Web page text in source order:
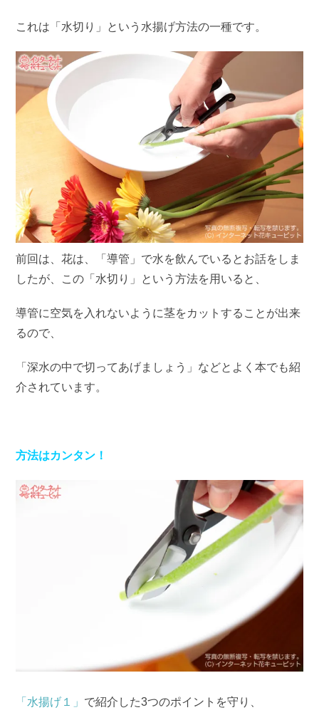
これは「水切り」という水揚げ方法の一種です。
前回は、花は、「導管」で水を飲んでいるとお話をしま
したが、この「水切り」という方法を用いると、
導管に空気を入れないように茎をカットすることが出来
るので、
「深水の中で切ってあげましょう」などとよく本でも紹
介されています。
方法はカンタン！
「水揚げ１」 で紹介した3つのポイントを守り、